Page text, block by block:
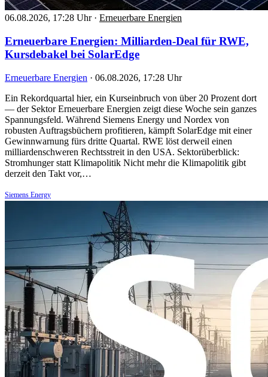
06.08.2026, 17:28 Uhr · Erneuerbare Energien
Erneuerbare Energien: Milliarden-Deal für RWE,
Kursdebakel bei SolarEdge
Erneuerbare Energien · 06.08.2026, 17:28 Uhr
Ein Rekordquartal hier, ein Kurseinbruch von über 20 Prozent dort
— der Sektor Erneuerbare Energien zeigt diese Woche sein ganzes
Spannungsfeld. Während Siemens Energy und Nordex von
robusten Auftragsbüchern profitieren, kämpft SolarEdge mit einer
Gewinnwarnung fürs dritte Quartal. RWE löst derweil einen
milliardenschweren Rechtsstreit in den USA. Sektorüberblick:
Stromhunger statt Klimapolitik Nicht mehr die Klimapolitik gibt
derzeit den Takt vor,…
Siemens Energy